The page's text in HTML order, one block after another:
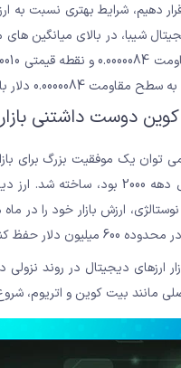
دهیم، شرایط بهتری نسبت به
و به سوی 0.000010 دلار حرکت کند.
دلار حفظ کند.
ارزهای دیجیتال در روند
اصلی مانند بیت کوین و اتریوم،